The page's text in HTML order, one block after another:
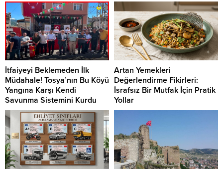
İtfaiyeyi Beklemeden İlk
Müdahale! Tosya’nın Bu Köyü
Yangına Karşı Kendi
Savunma Sistemini Kurdu
Artan Yemekleri
Değerlendirme Fikirleri:
İsrafsız Bir Mutfak İçin Pratik
Yollar